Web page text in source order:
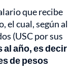
que recibe
el cual, según al
(USC por sus
al año, es decir
de pesos